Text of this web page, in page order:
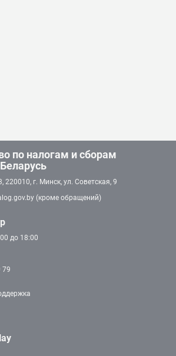
по налогам и сборам
г. Минск, ул. Советская, 9
(кроме обращений)
до 18:00
79